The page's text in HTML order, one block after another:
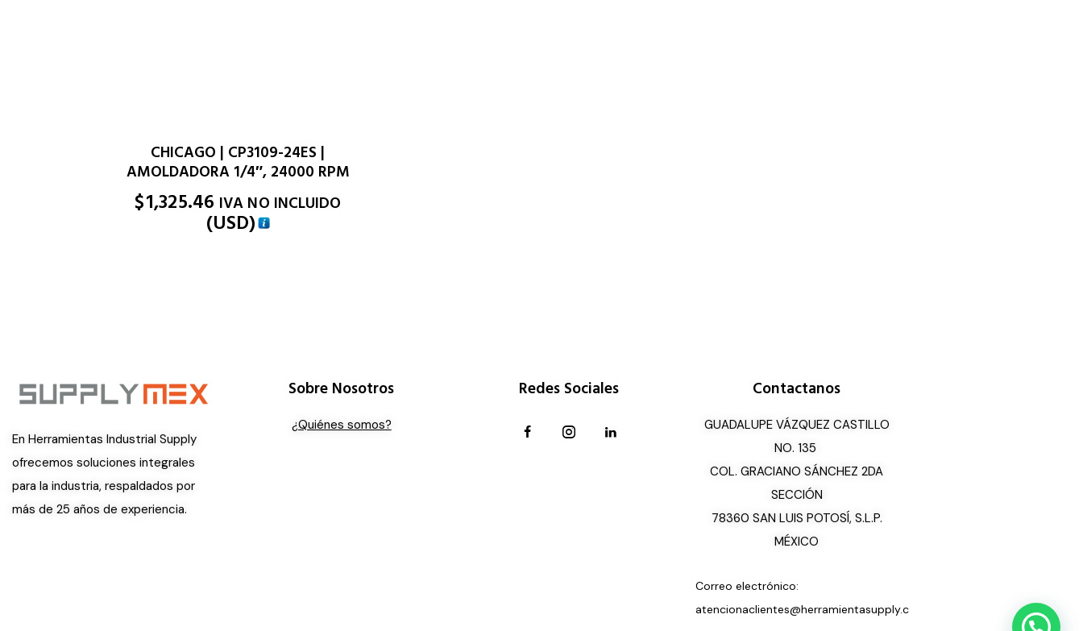
CHICAGO | CP3109-24ES |
AMOLDADORA 1/4″, 24000 RPM
$1,325.46 IVA NO INCLUIDO
(USD)
En Herramientas Industrial Supply
ofrecemos soluciones integrales
para la industria, respaldados por
más de 25 años de experiencia.
Sobre Nosotros
¿Quiénes somos?
Redes Sociales Contactanos
GUADALUPE VÁZQUEZ CASTILLO
NO. 135
COL. GRACIANO SÁNCHEZ 2DA
SECCIÓN
78360 SAN LUIS POTOSÍ, S.L.P.
MÉXICO
Correo electrónico:
atencionaclientes@herramientasupply.c